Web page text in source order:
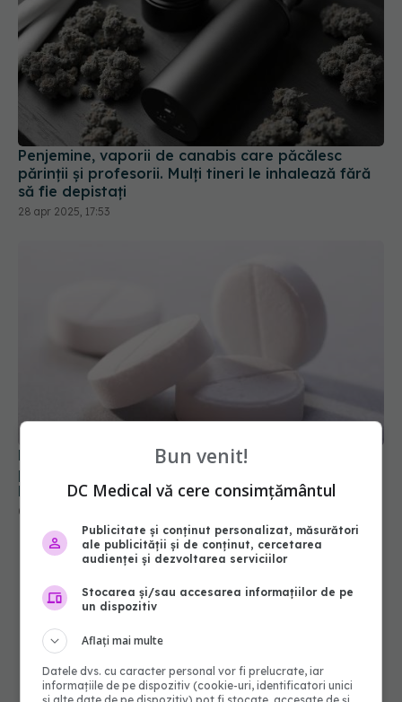
Penjemine, vaporii de canabis care păcălesc
părinții și profesorii. Mulți tineri le inhalează fără
să fie depistați
28 apr 2025, 17:53
Paracetamol: doza maximă recomandată, când și
hepatică
06 feb 2025, 16:46
Bun venit!
DC Medical vă cere consimțământul
Publicitate și conținut personalizat, măsurători
ale publicității și de conținut, cercetarea
audienței și dezvoltarea serviciilor
Stocarea și/sau accesarea informațiilor de pe
un dispozitiv
Aflați mai multe
Datele dvs. cu caracter personal vor fi prelucrate, iar
informațiile de pe dispozitiv (cookie-uri, identificatori unici